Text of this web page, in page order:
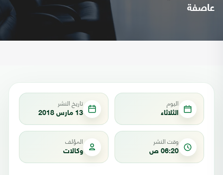
عاصفة
اليوم
الثلاثاء
تاريخ النشر
13 مارس 2018
وقت النشر
06:20 ص
المؤلف
وكالات